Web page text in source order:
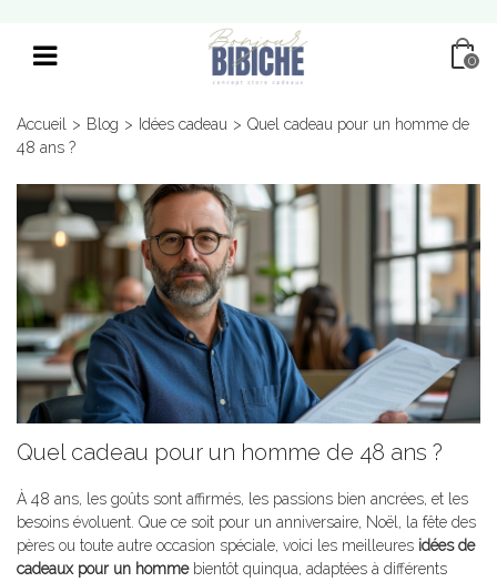
0
Accueil > Blog > Idées cadeau > Quel cadeau pour un homme de
48 ans ?
Quel cadeau pour un homme de 48 ans ?
À 48 ans, les goûts sont affirmés, les passions bien ancrées, et les
besoins évoluent. Que ce soit pour un anniversaire, Noël, la fête des
pères ou toute autre occasion spéciale, voici les meilleures idées de
cadeaux pour un hommebientôt quinqua, adaptées à différents